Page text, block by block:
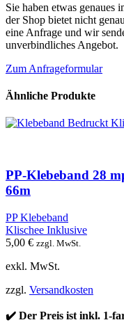
Sie haben etwas genaues
der Shop bietet nicht
eine Anfrage und wir
unverbindliches Angebot.
Zum Anfrageformular
Ähnliche Produkte
PP-Klebeband 28
66m
PP Klebeband
Klischee Inklusive
5,00 € zzgl. MwSt.
exkl. MwSt.
zzgl. Versandkosten
✔️ Der Preis ist inkl. 1-